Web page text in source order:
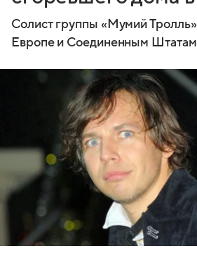
Солист группы «Мумий Тролль»
Европе и Соединенным Штатам